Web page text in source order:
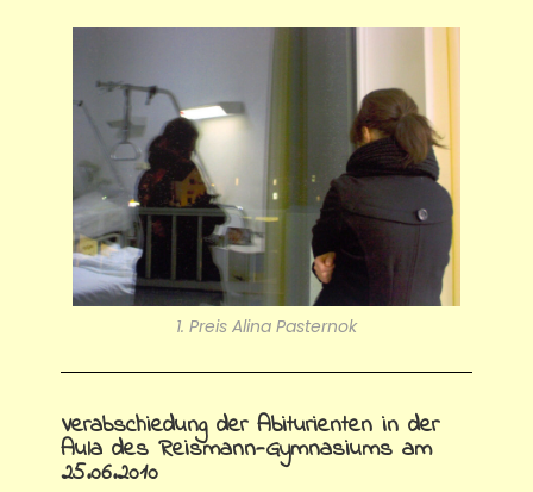
1. Preis Alina Pasternok
Verabschiedung der Abiturienten in der
Aula des Reismann-Gymnasiums am
25.06.2010